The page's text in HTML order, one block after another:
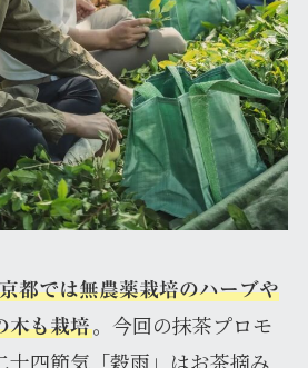
都では無農薬栽培のハーブや
木も栽培。今回の抹茶プロモ
十四節気「穀雨」はお茶摘み